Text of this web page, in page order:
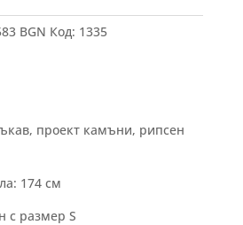
BGN Код: 1335
проект камъни, рипсен
174 см
с размер S